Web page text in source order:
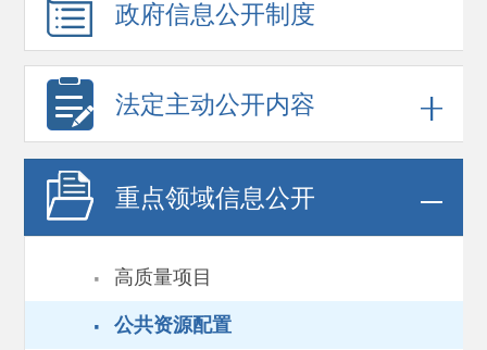
政府信息公开制度
法定主动公开内容
重点领域信息公开
· 高质量项目
· 公共资源配置